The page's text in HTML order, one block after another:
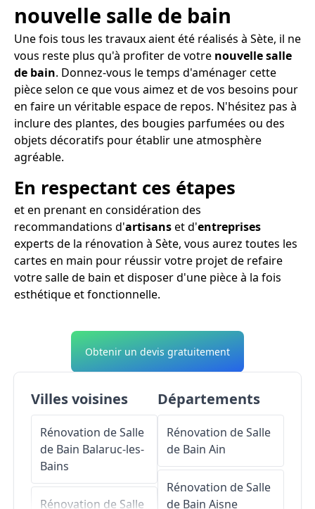
nouvelle salle de bain
Une fois tous les travaux aient été réalisés à Sète, il ne
vous reste plus qu'à profiter de votre nouvelle salle
de bain. Donnez-vous le temps d'aménager cette
pièce selon ce que vous aimez et de vos besoins pour
en faire un véritable espace de repos. N'hésitez pas à
inclure des plantes, des bougies parfumées ou des
objets décoratifs pour établir une atmosphère
agréable.
En respectant ces étapes
et en prenant en considération des
recommandations d'artisanset d'entreprises
experts de la rénovation à Sète, vous aurez toutes les
cartes en main pour réussir votre projet de refaire
votre salle de bain et disposer d'une pièce à la fois
esthétique et fonctionnelle.
Obtenir un devis gratuitement
Villes voisines
Rénovation de Salle
de Bain Balaruc-les-
Bains
Rénovation de Salle
Départements
Rénovation de Salle
de Bain Ain
Rénovation de Salle
de Bain Aisne